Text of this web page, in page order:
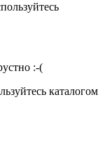
:-(
каталогом